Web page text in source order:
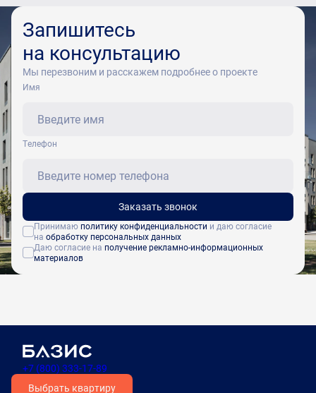
Запишитесь
на консультацию
Мы перезвоним и расскажем подробнее о проекте
Имя
Tелефон
Заказать звонок
Принимаю политику конфиденциальности и даю согласие
на обработку персональных данных
Даю согласие на получение рекламно-информационных
материалов
+7 (800) 333-17-89
Выбрать квартиру